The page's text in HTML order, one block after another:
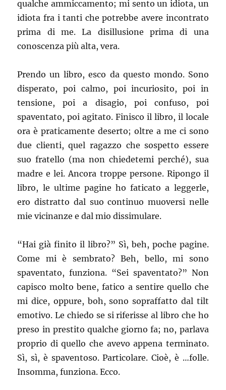
qualche ammiccamento; mi sento un idiota, un
idiota fra i tanti che potrebbe avere incontrato
prima di me. La disillusione prima di una
conoscenza più alta, vera.
Prendo un libro, esco da questo mondo. Sono
disperato, poi calmo, poi incuriosito, poi in
tensione, poi a disagio, poi confuso, poi
spaventato, poi agitato. Finisco il libro, il locale
ora è praticamente deserto; oltre a me ci sono
due clienti, quel ragazzo che sospetto essere
suo fratello (ma non chiedetemi perché), sua
madre e lei. Ancora troppe persone. Ripongo il
libro, le ultime pagine ho faticato a leggerle,
ero distratto dal suo continuo muoversi nelle
mie vicinanze e dal mio dissimulare.
“Hai già finito il libro?” Sì, beh, poche pagine.
Come mi è sembrato? Beh, bello, mi sono
spaventato, funziona. “Sei spaventato?” Non
capisco molto bene, fatico a sentire quello che
mi dice, oppure, boh, sono sopraffatto dal tilt
emotivo. Le chiedo se si riferisse al libro che ho
preso in prestito qualche giorno fa; no, parlava
proprio di quello che avevo appena terminato.
Sì, sì, è spaventoso. Particolare. Cioè, è …folle.
Insomma, funziona. Ecco.